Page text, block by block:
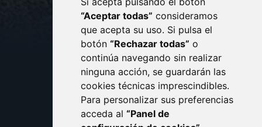
“Aceptar todas” consideramos
que acepta su uso. Si pulsa el
botón “Rechazar todas” o
continúa navegando sin realizar
ninguna acción, se guardarán las
cookies técnicas imprescindibles.
Para personalizar sus preferencias
acceda al “Panel de
CONTACTO
AVISO LEGAL
PROTECCIÓN DE DATOS
POLÍTICA DE COOKIES
ACCESIBILIDAD
ENLACE EXTERNO AL